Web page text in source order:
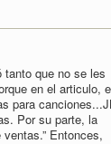
que no se les
en el articulo,
para
Por su parte, la
Entonces,